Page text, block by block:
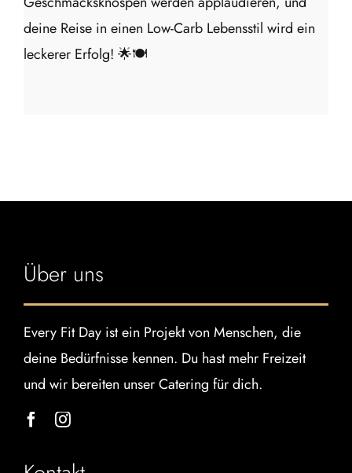
deine Reise in einen Low-Carb Lebensstil wird ein
leckerer Erfolg! 🌟🍽️
Über uns
Every Fit Day ist ein Projekt von Menschen, die
deine Bedürfnisse kennen. Du hast mehr Freizeit
und wir bereiten unser Catering für dich.